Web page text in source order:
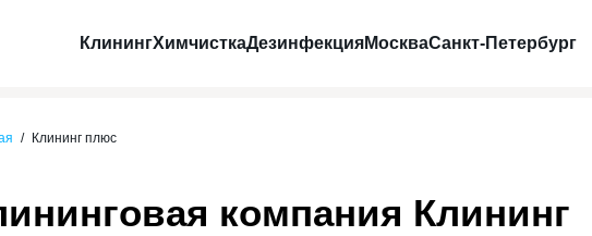
КлинингХимчисткаДезинфекцияМоскваСанкт-Петербург
/ Клининг плюс
компания Клининг